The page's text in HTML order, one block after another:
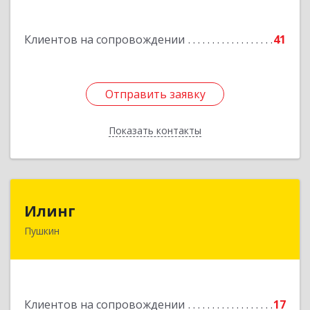
Клиентов на сопровождении 41
Отправить заявку
Показать контакты
Отправить заявку
Назад
Илинг
Пушкин
Клиентов на сопровождении 17
Подробнее